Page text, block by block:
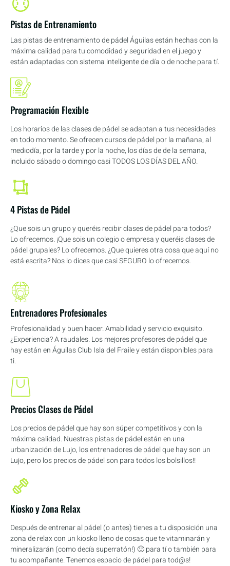
Pistas de Entrenamiento
Las pistas de entrenamiento de pádel Águilas están hechas con la
máxima calidad para tu comodidad y seguridad en el juego y
están adaptadas con sistema inteligente de día o de noche para tí.
Programación Flexible
Los horarios de las clases de pádel se adaptan a tus necesidades
en todo momento. Se ofrecen cursos de pádel por la mañana, al
mediodía, por la tarde y por la noche, los días de de la semana,
incluido sábado o domingo casi TODOS LOS DÍAS DEL AÑO.
4 Pistas de Pádel
¿Que sois un grupo y queréis recibir clases de pádel para todos?
Lo ofrecemos. ¡Que sois un colegio o empresa y queréis clases de
pádel grupales? Lo ofrecemos. ¿Que quieres otra cosa que aquí no
está escrita? Nos lo dices que casi SEGURO lo ofrecemos.
Entrenadores Profesionales
Profesionalidad y buen hacer. Amabilidad y servicio exquisito.
¿Experiencia? A raudales. Los mejores profesores de pádel que
hay están en Águilas Club Isla del Fraile y están disponibles para
ti.
Precios Clases de Pádel
Los precios de pádel que hay son súper competitivos y con la
máxima calidad. Nuestras pistas de pádel están en una
urbanización de Lujo, los entrenadores de pádel que hay son un
Lujo, pero los precios de pádel son para todos los bolsillos!!
Kiosko y Zona Relax
Después de entrenar al pádel (o antes) tienes a tu disposición una
zona de relax con un kiosko lleno de cosas que te vitaminarán y
mineralizarán (como decía superratón!) 🙂 para tí o también para
tu acompañante. Tenemos espacio de pádel para tod@s!